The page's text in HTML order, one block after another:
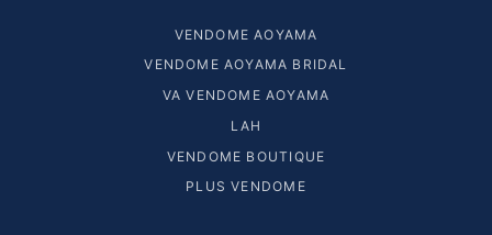
VENDOME AOYAMA
VENDOME AOYAMA BRIDAL
VA VENDOME AOYAMA
LAH
VENDOME BOUTIQUE
PLUS VENDOME